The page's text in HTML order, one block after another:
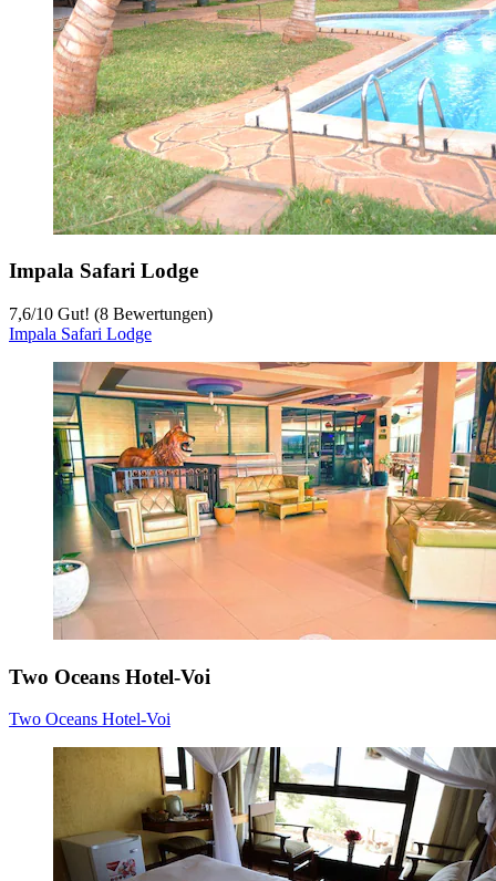
Impala Safari Lodge
7,6/10 Gut! (8 Bewertungen)
Impala Safari Lodge
Two Oceans Hotel-Voi
Two Oceans Hotel-Voi